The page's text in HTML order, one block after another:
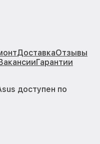
ДоставкаОтзывы
Гарантии
доступен по